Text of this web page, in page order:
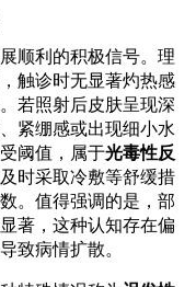
顺利的积极信号。理
触诊时无显著灼热感
若照射后皮肤呈现深
紧绷感或出现细小水
阈值，属于光毒性反
时采取冷敷等舒缓措
。值得强调的是，部
著，这种认知存在偏
致病情扩散。